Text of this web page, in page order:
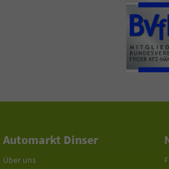
Automarkt Dinser
Über uns